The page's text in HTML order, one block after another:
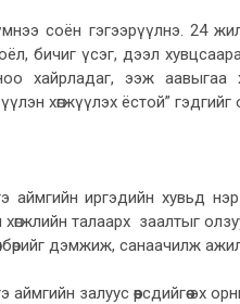
соён гэгээрүүлнэ. 24
бичиг үсэг, дээл
хайрладаг, ээж аавыгаа
хөгжүүлэх ёстой”
аймгийн иргэдийн хувьд нэр
хөгжлийн талаарх заалтыг
дэмжиж, санаачилж
аймгийн залуус өөрсдийгөө